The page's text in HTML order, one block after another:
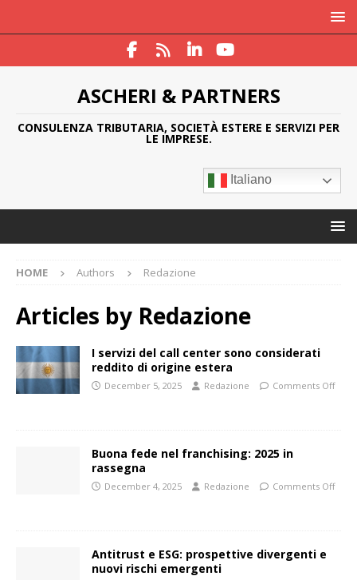
ASCHERI & PARTNERS
CONSULENZA TRIBUTARIA, SOCIETÀ ESTERE E SERVIZI PER
LE IMPRESE.
Italiano
HOME Authors Redazione
Articles by Redazione
I servizi del call center sono considerati
reddito di origine estera
December 5, 2025 Redazione Comments Off
Buona fede nel franchising: 2025 in
rassegna
December 4, 2025 Redazione Comments Off
Antitrust e ESG: prospettive divergenti e
nuovi rischi emergenti